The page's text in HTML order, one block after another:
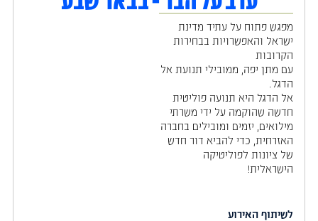
חמ"ל הגיוס
צרו קשר
EN
מפגש פתוח על עתיד מדינת
ישראל והאפשרויות בבחירות
הקרובות
עם מתן יפה, ממובילי תנועת אל
הדגל.
אל הדגל היא תנועה פוליטית
חדשה שהוקמה על ידי משרתי
מילואים, יזמים ומובילים בחברה
האזרחית, כדי להביא דור חדש
של ציונות לפוליטיקה
הישראלית!
לשיתוף האירוע